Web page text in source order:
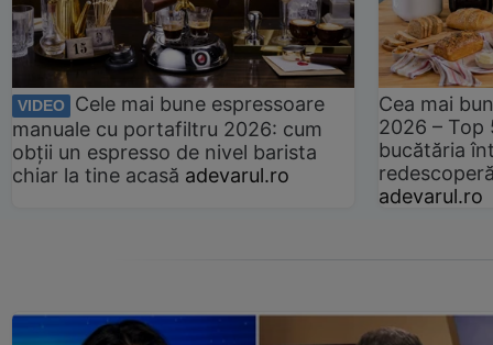
VIDEO
Cele mai bune espressoare
manuale cu portafiltru 2026: cum
obții un espresso de nivel barista
chiar la tine acasă adevarul.ro
Cea mai
2026 –
bucătăria
adevarul.ro